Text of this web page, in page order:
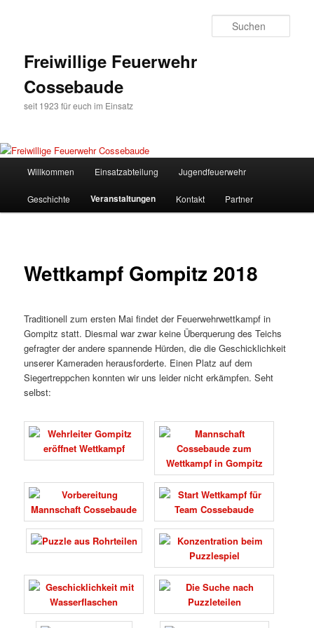
Freiwillige Feuerwehr
Cossebaude
seit 1923 für euch im Einsatz
Willkommen Einsatzabteilung Jugendfeuerwehr
Geschichte Veranstaltungen Kontakt Partner
Wettkampf Gompitz 2018
Traditionell zum ersten Mai findet der Feuerwehrwettkampf in
Gompitz statt. Diesmal war zwar keine Überquerung des Teichs
gefragter der andere spannende Hürden, die die Geschicklichkeit
unserer Kameraden herausforderte. Einen Platz auf dem
Siegertreppchen konnten wir uns leider nicht erkämpfen. Seht
selbst: